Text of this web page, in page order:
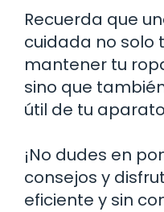
Recuerda que
cuidada no solo
mantener tu
sino que
útil de tu
¡No dudes en
consejos y
eficiente y sin